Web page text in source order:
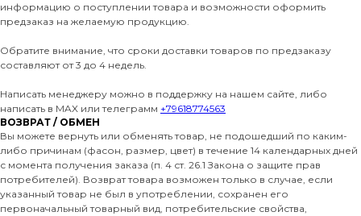
информацию о поступлении товара и возможности оформить
предзаказ на желаемую продукцию.
Обратите внимание, что сроки доставки товаров по предзаказу
составляют от 3 до 4 недель.
Написать менеджеру можно в поддержку на нашем сайте, либо
написать в MAX или телеграмм +79618774563
ВОЗВРАТ / ОБМЕН
Вы можете вернуть или обменять товар, не подошедший по каким-
либо причинам (фасон, размер, цвет) в течение 14 календарных дней
с момента получения заказа (п. 4 ст. 26.1 Закона о защите прав
потребителей). Возврат товара возможен только в случае, если
указанный товар не был в употреблении, сохранен его
первоначальный товарный вид, потребительские свойства,